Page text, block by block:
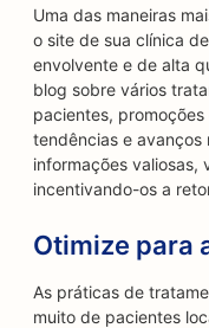
Uma das maneiras
o site de sua clínica
envolvente e de alta
blog sobre vários
pacientes,
tendências e avanços
informações valiosas,
incentivando-os a
Otimize para
As práticas de
muito de pacientes